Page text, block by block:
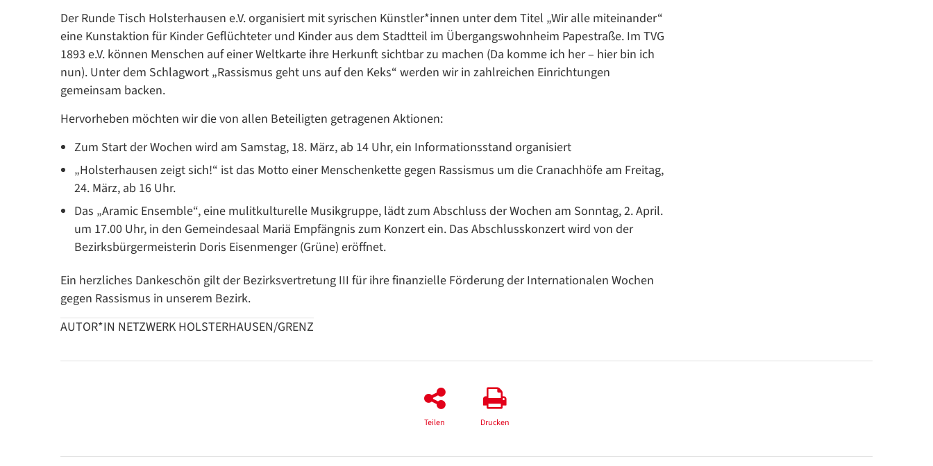
Der Runde Tisch Holsterhausen e.V. organisiert mit syrischen Künstler*innen unter dem Titel „Wir alle miteinander“
eine Kunstaktion für Kinder Geflüchteter und Kinder aus dem Stadtteil im Übergangswohnheim Papestraße. Im TVG
1893 e.V. können Menschen auf einer Weltkarte ihre Herkunft sichtbar zu machen (Da komme ich her – hier bin ich
nun). Unter dem Schlagwort „Rassismus geht uns auf den Keks“ werden wir in zahlreichen Einrichtungen
gemeinsam backen.
Hervorheben möchten wir die von allen Beteiligten getragenen Aktionen:
Zum Start der Wochen wird am Samstag, 18. März, ab 14 Uhr, ein Informationsstand organisiert
„Holsterhausen zeigt sich!“ ist das Motto einer Menschenkette gegen Rassismus um die Cranachhöfe am Freitag,
24. März, ab 16 Uhr.
Das „Aramic Ensemble“, eine mulitkulturelle Musikgruppe, lädt zum Abschluss der Wochen am Sonntag, 2. April.
um 17.00 Uhr, in den Gemeindesaal Mariä Empfängnis zum Konzert ein. Das Abschlusskonzert wird von der
Bezirksbürgermeisterin Doris Eisenmenger (Grüne) eröffnet.
Ein herzliches Dankeschön gilt der Bezirksvertretung III für ihre finanzielle Förderung der Internationalen Wochen
gegen Rassismus in unserem Bezirk.
AUTOR*IN NETZWERK HOLSTERHAUSEN/GRENZ
Teilen Drucken
Google Datenschutzerklärung
Übersetzen
/